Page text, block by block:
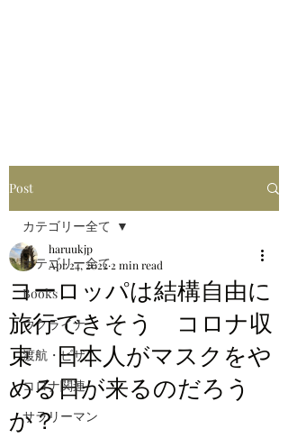
Post
カテゴリー全て
Books
ウクライナ
渡航・ビザ
コロナ関連
サラリーマン
カテゴリー全て
ヨーロッパは結構自由に
旅行できそう コロナ収
束 日本人がマスクをや
める日が来るのだろう
か？
haruukjp
Apr 24, 2022 2 min read